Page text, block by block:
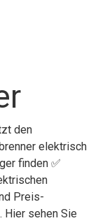
den
elektrisch
finden ✅
Preis-
Hier sehen Sie